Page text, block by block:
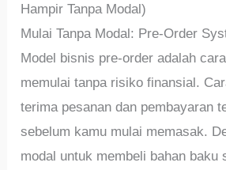
Hampir Tanpa Modal)
Mulai Tanpa Modal: Pre-Order
Model bisnis pre-order adalah
memulai tanpa risiko finansial.
terima pesanan dan pembayaran
sebelum kamu mulai memasak.
modal untuk membeli bahan baku